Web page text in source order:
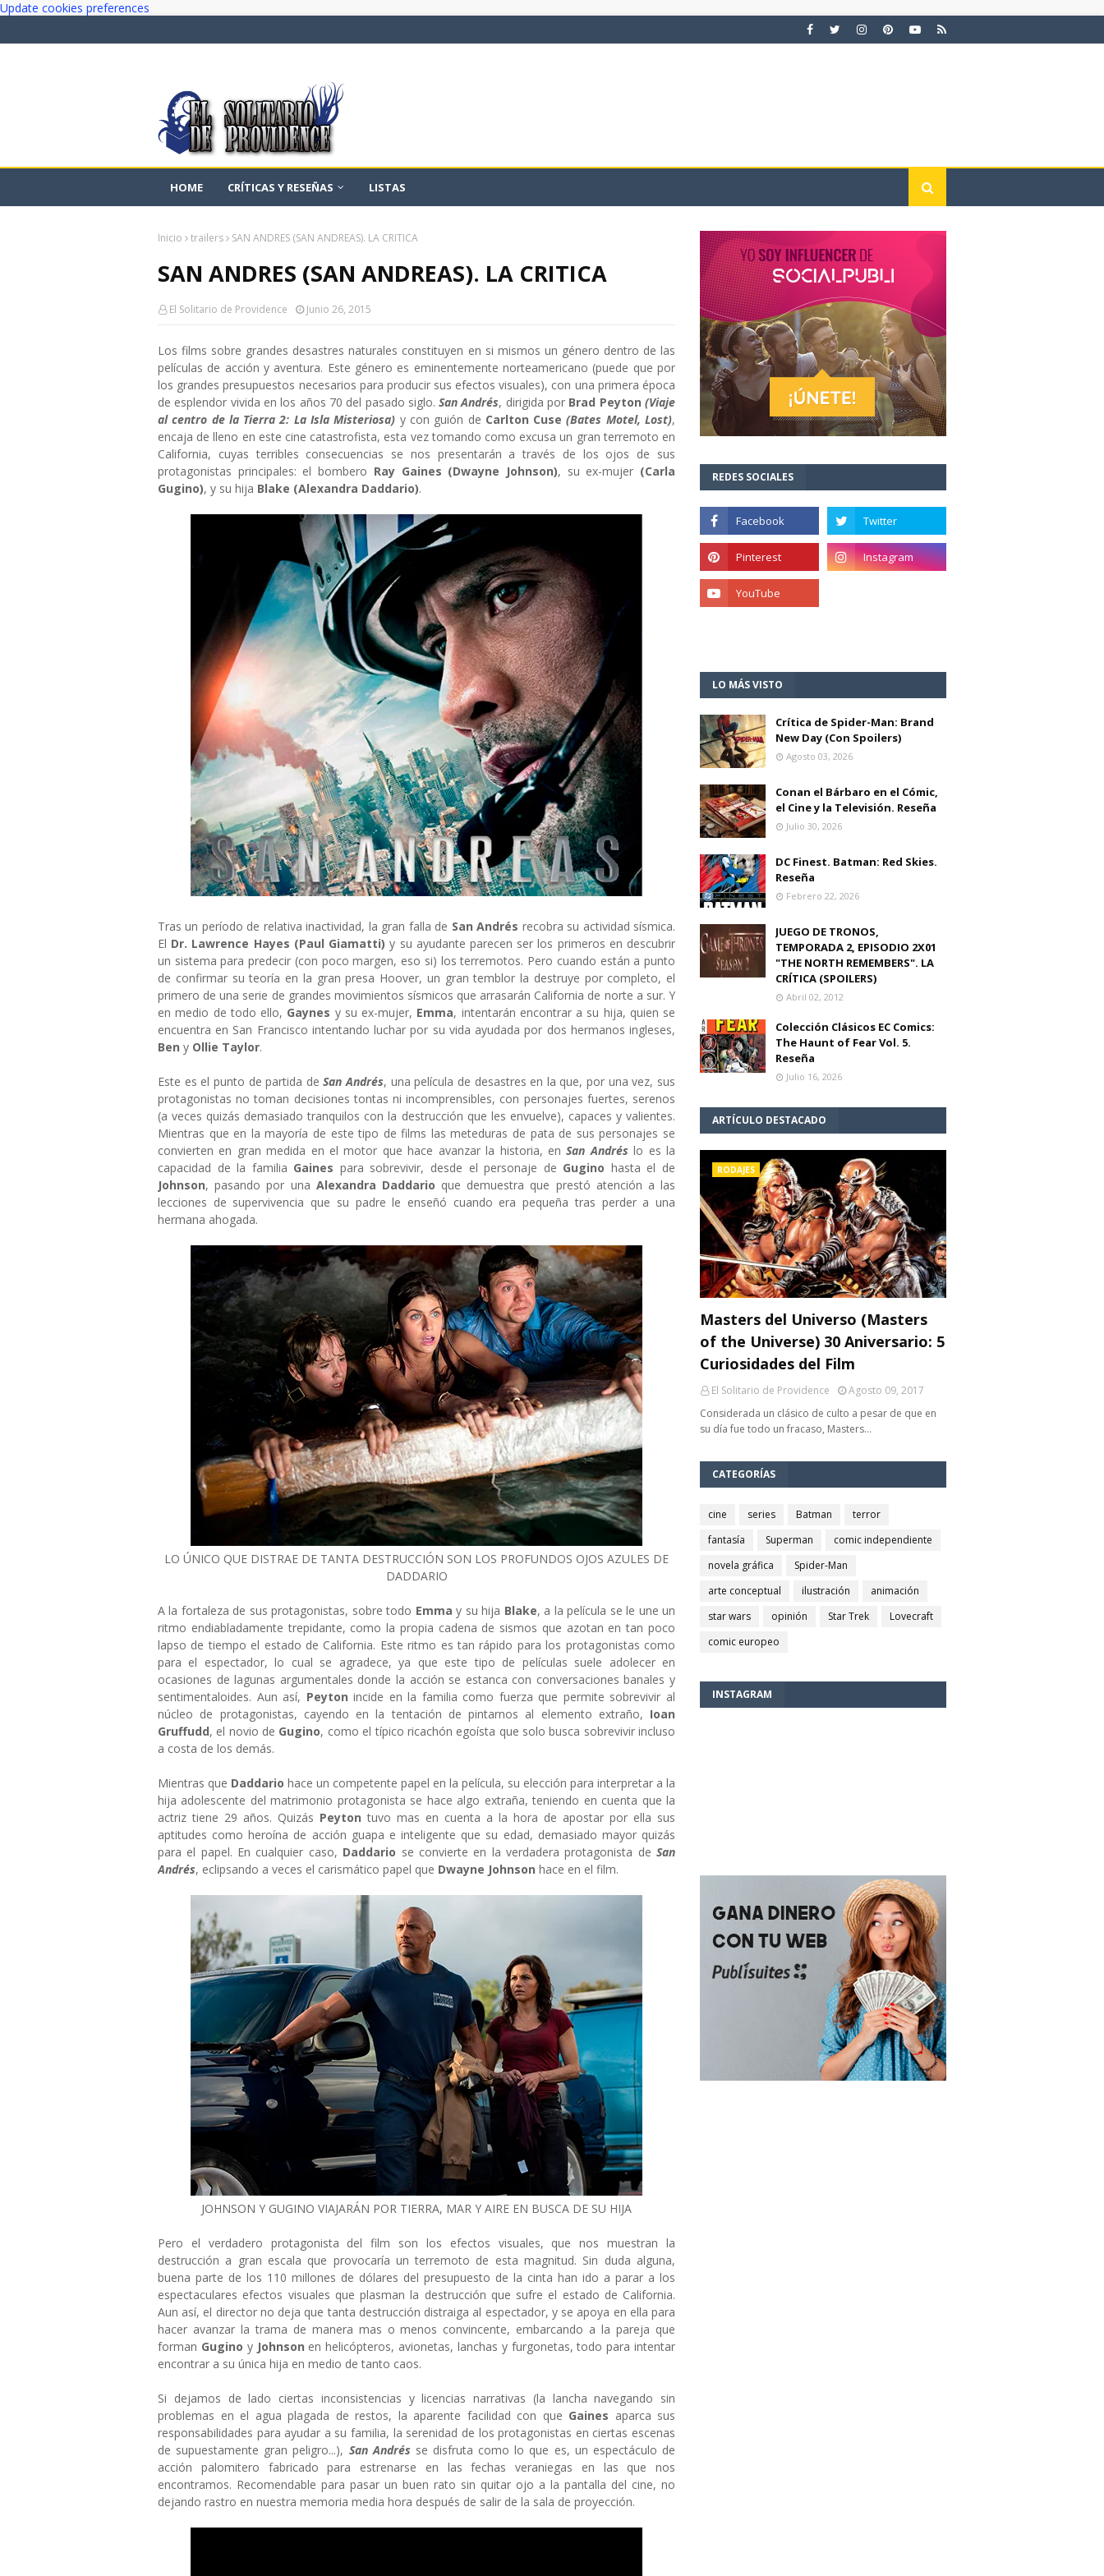
Update cookies preferences
HOME CRÍTICAS Y RESEÑAS LISTAS
Inicio trailers SAN ANDRES (SAN ANDREAS). LA CRITICA
SAN ANDRES (SAN ANDREAS). LA CRITICA
El Solitario de Providence Junio 26, 2015
Los films sobre grandes desastres naturales constituyen en si mismos un género dentro de las
películas de acción y aventura. Este género es eminentemente norteamericano (puede que por
los grandes presupuestos necesarios para producir sus efectos visuales), con una primera época
de esplendor vivida en los años 70 del pasado siglo.San Andrés, dirigida por Brad Peyton (Viaje
al centro de la Tierra 2: La Isla Misteriosa) y con guión de Carlton Cuse (Bates Motel, Lost),
encaja de lleno en este cine catastrofista, esta vez tomando como excusa un gran terremoto en
California, cuyas terribles consecuencias se nos presentarán a través de los ojos de sus
protagonistas principales: el bombero Ray Gaines (Dwayne Johnson), su ex-mujer (Carla
Gugino), y su hija Blake (Alexandra Daddario).
Tras un período de relativa inactividad, la gran falla de San Andrés recobra su actividad sísmica.
El Dr. Lawrence Hayes (Paul Giamatti) y su ayudante parecen ser los primeros en descubrir
un sistema para predecir (con poco margen, eso si) los terremotos. Pero cuando están a punto
de confirmar su teoría en la gran presa Hoover, un gran temblor la destruye por completo, el
primero de una serie de grandes movimientos sísmicos que arrasarán California de norte a sur. Y
en medio de todo ello, Gaynes y su ex-mujer, Emma, intentarán encontrar a su hija, quien se
encuentra en San Francisco intentando luchar por su vida ayudada por dos hermanos ingleses,
Ben y Ollie Taylor.
Este es el punto de partida deSan Andrés, una película de desastres en la que, por una vez, sus
protagonistas no toman decisiones tontas ni incomprensibles, con personajes fuertes, serenos
(a veces quizás demasiado tranquilos con la destrucción que les envuelve), capaces y valientes.
Mientras que en la mayoría de este tipo de films las meteduras de pata de sus personajes se
convierten en gran medida en el motor que hace avanzar la historia, enSan Andrés lo es la
capacidad de la familia Gaines para sobrevivir, desde el personaje de Gugino hasta el de
Johnson, pasando por una Alexandra Daddario que demuestra que prestó atención a las
lecciones de supervivencia que su padre le enseñó cuando era pequeña tras perder a una
hermana ahogada.
LO ÚNICO QUE DISTRAE DE TANTA DESTRUCCIÓN SON LOS PROFUNDOS OJOS AZULES DE
DADDARIO
A la fortaleza de sus protagonistas, sobre todo Emmay su hija Blake, a la película se le une un
ritmo endiabladamente trepidante, como la propia cadena de sismos que azotan en tan poco
lapso de tiempo el estado de California. Este ritmo es tan rápido para los protagonistas como
para el espectador, lo cual se agradece, ya que este tipo de películas suele adolecer en
ocasiones de lagunas argumentales donde la acción se estanca con conversaciones banales y
sentimentaloides. Aun así, Peytonincide en la familia como fuerza que permite sobrevivir al
núcleo de protagonistas, cayendo en la tentación de pintarnos al elemento extraño, Ioan
Gruffudd, el novio de Gugino, como el típico ricachón egoísta que solo busca sobrevivir incluso
a costa de los demás.
Mientras que Daddario hace un competente papel en la película, su elección para interpretar a la
hija adolescente del matrimonio protagonista se hace algo extraña, teniendo en cuenta que la
actriz tiene 29 años. Quizás Peytontuvo mas en cuenta a la hora de apostar por ella sus
aptitudes como heroína de acción guapa e inteligente que su edad, demasiado mayor quizás
para el papel. En cualquier caso, Daddario se convierte en la verdadera protagonista deSan
Andrés, eclipsando a veces el carismático papel que Dwayne Johnson hace en el film.
JOHNSON Y GUGINO VIAJARÁN POR TIERRA, MAR Y AIRE EN BUSCA DE SU HIJA
Pero el verdadero protagonista del film son los efectos visuales, que nos muestran la
destrucción a gran escala que provocaría un terremoto de esta magnitud. Sin duda alguna,
buena parte de los 110 millones de dólares del presupuesto de la cinta han ido a parar a los
espectaculares efectos visuales que plasman la destrucción que sufre el estado de California.
Aun así, el director no deja que tanta destrucción distraiga al espectador, y se apoya en ella para
hacer avanzar la trama de manera mas o menos convincente, embarcando a la pareja que
forman Gugino y Johnson en helicópteros, avionetas, lanchas y furgonetas, todo para intentar
encontrar a su única hija en medio de tanto caos.
Si dejamos de lado ciertas inconsistencias y licencias narrativas (la lancha navegando sin
problemas en el agua plagada de restos, la aparente facilidad con que Gaines aparca sus
responsabilidades para ayudar a su familia, la serenidad de los protagonistas en ciertas escenas
de supuestamente gran peligro...), San Andrés se disfruta como lo que es, un espectáculo de
acción palomitero fabricado para estrenarse en las fechas veraniegas en las que nos
encontramos. Recomendable para pasar un buen rato sin quitar ojo a la pantalla del cine, no
dejando rastro en nuestra memoria media hora después de salir de la sala de proyección.
REDES SOCIALES
LO MÁS VISTO
Crítica de Spider-Man: Brand
New Day (Con Spoilers)
Agosto 03, 2026
Conan el Bárbaro en el Cómic,
el Cine y la Televisión. Reseña
Julio 30, 2026
DC Finest. Batman: Red Skies.
Reseña
Febrero 22, 2026
JUEGO DE TRONOS,
TEMPORADA 2, EPISODIO 2X01
"THE NORTH REMEMBERS". LA
CRÍTICA (SPOILERS)
Abril 02, 2012
Colección Clásicos EC Comics:
The Haunt of Fear Vol. 5.
Reseña
Julio 16, 2026
ARTÍCULO DESTACADO
RODAJES
Masters del Universo (Masters
of the Universe) 30 Aniversario: 5
Curiosidades del Film
El Solitario de Providence
Agosto 09, 2017
Considerada un clásico de culto a pesar de que en
su día fue todo un fracaso, Masters…
CATEGORÍAS
cine series Batman
terror
fantasía
Superman
comic independiente
novela gráfica
Spider-Man
arte conceptual
ilustración
animación
star wars
opinión Star Trek
Lovecraft
comic europeo
INSTAGRAM